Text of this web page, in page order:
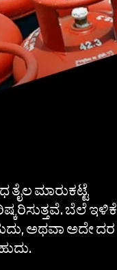
ತೈಲ ಮಾರುಕಟ್ಟೆ
ಬೆಲೆ ಇಳಿಕೆ
ಅಥವಾ ಅದೇ ದರ